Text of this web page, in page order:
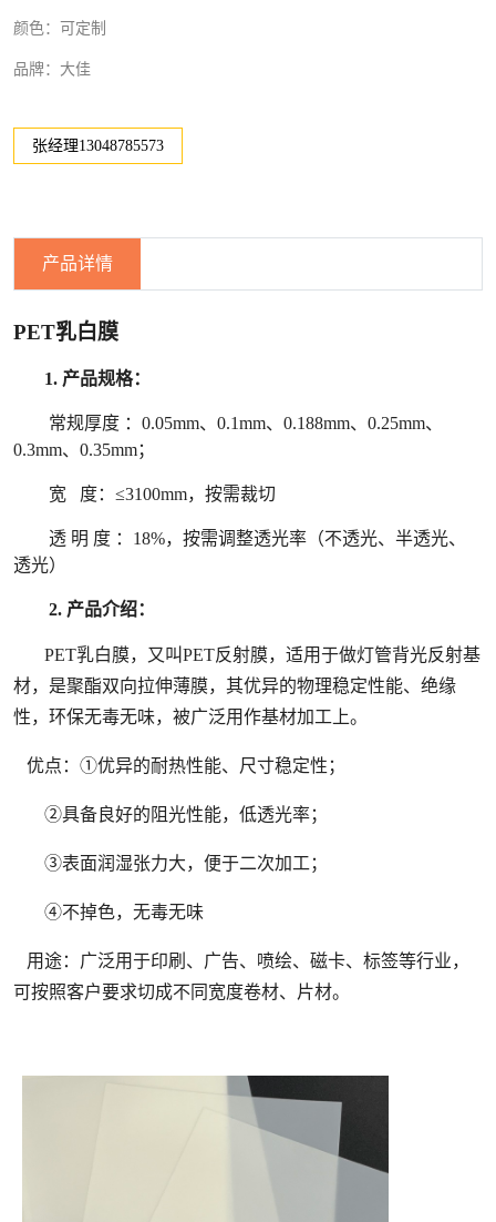
颜色：可定制
品牌：大佳
张经理13048785573
产品详情
PET乳 白膜
1. 产品规格：
常规厚度 ：0.05mm、0.1mm、0.188mm、0.25mm、
0.3mm、0.35mm；
宽 度：≤3100mm，按需裁切
透 明 度 ：18%，按需调整透光率（不透光、半透光、
透光）
2. 产品介绍：
PET乳白膜，又叫PET反射膜，适用于做灯管背光反射基
材，是聚酯双向拉伸薄膜，其优异的物理稳定性能、绝缘
性，环保无毒无味，被广泛用作基材加工上。
优点：①优异的耐热性能、尺寸稳定性；
②具备良好的阻光性能，低透光率；
③表面润湿张力大，便于二次加工；
④不掉色，无毒无味
用途：广泛用于印刷、广告、喷绘、磁卡、标签等行业，
可按照客户要求切成不同宽度卷材、片材。